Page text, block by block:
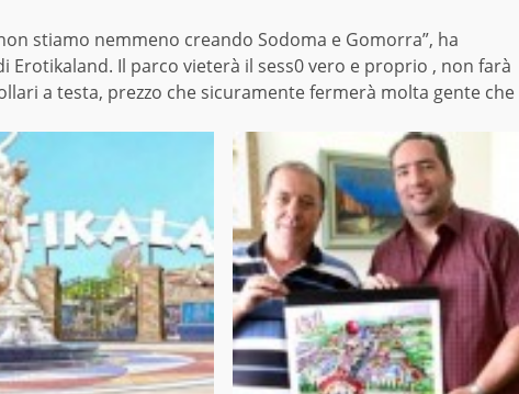
stiamo nemmeno creando Sodoma e Gomorra”, ha
Erotikaland. Il parco vieterà il sess0 vero e proprio , non farà
a testa, prezzo che sicuramente fermerà molta gente che